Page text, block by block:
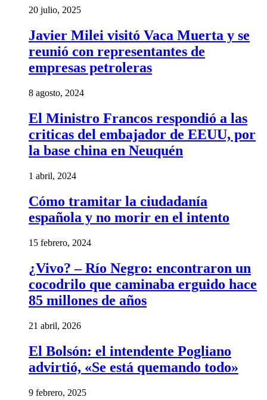
20 julio, 2025
Javier Milei visitó Vaca Muerta y se
reunió con representantes de
empresas petroleras
8 agosto, 2024
El Ministro Francos respondió a las
criticas del embajador de EEUU, por
la base china en Neuquén
1 abril, 2024
Cómo tramitar la ciudadanía
española y no morir en el intento
15 febrero, 2024
¿Vivo? – Río Negro: encontraron un
cocodrilo que caminaba erguido hace
85 millones de años
21 abril, 2026
El Bolsón: el intendente Pogliano
advirtió, «Se está quemando todo»
9 febrero, 2025